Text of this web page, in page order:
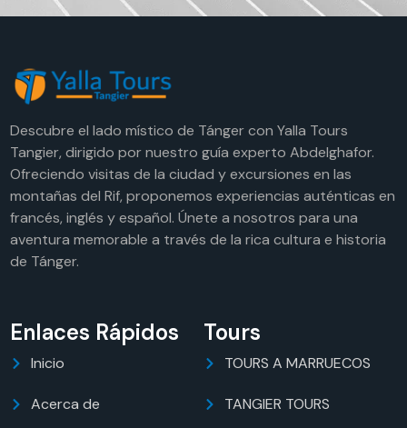
Descubre el lado místico de Tánger con Yalla Tours
Tangier, dirigido por nuestro guía experto Abdelghafor.
Ofreciendo visitas de la ciudad y excursiones en las
montañas del Rif, proponemos experiencias auténticas en
francés, inglés y español. Únete a nosotros para una
aventura memorable a través de la rica cultura e historia
de Tánger.
Enlaces Rápidos
Inicio
Acerca de
Tours
TOURS A MARRUECOS
TANGIER TOURS